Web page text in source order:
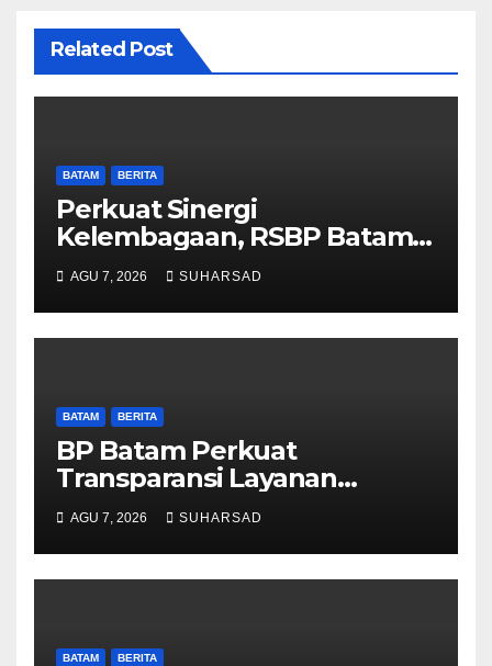
Related Post
BATAM BERITA
Perkuat Sinergi
Kelembagaan, RSBP Batam
dan BPOM Pastikan
Pelayanan dan Ketersediaan
Obat Aman
AGU 7, 2026 SUHARSAD
BATAM BERITA
BP Batam Perkuat
Transparansi Layanan
Pertanahan, Alokasi Tanah
Reguler Segera Hadir Melalui
LMS
AGU 7, 2026 SUHARSAD
BATAM BERITA